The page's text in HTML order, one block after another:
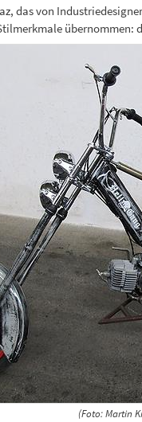
das von
übernommen:
(Foto: Martin